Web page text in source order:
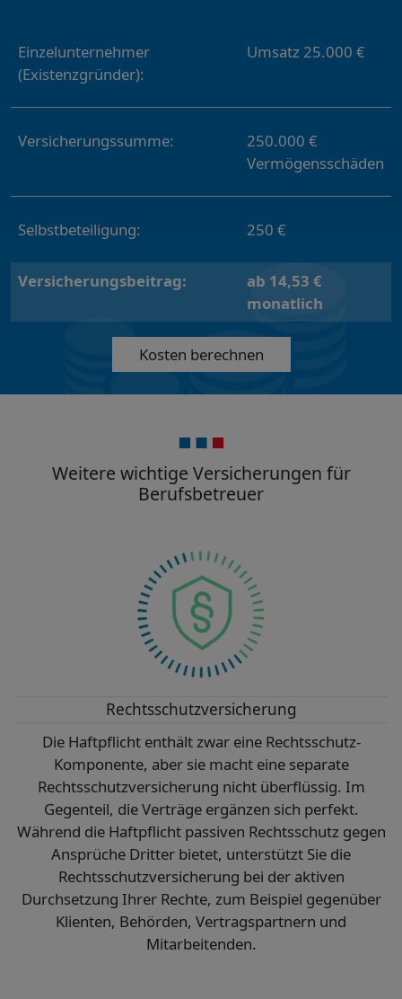
Einzelunternehmer
(Existenzgründer):
Umsatz 25.000 €
Versicherungssumme:
250.000 €
Vermögensschäden
Selbstbeteiligung: 250 €
Versicherungsbeitrag:
ab 14,53 €
monatlich
Kosten berechnen
Weitere wichtige Versicherungen für
Berufsbetreuer
Rechtsschutzversicherung
Die Haftpflicht enthält zwar eine Rechtsschutz-
Komponente, aber sie macht eine separate
Rechtsschutzversicherung nicht überflüssig. Im
Gegenteil, die Verträge ergänzen sich perfekt.
Während die Haftpflicht passiven Rechtsschutz gegen
Ansprüche Dritter bietet, unterstützt Sie die
Rechtsschutzversicherung bei der aktiven
Durchsetzung Ihrer Rechte, zum Beispiel gegenüber
Klienten, Behörden, Vertragspartnern und
Mitarbeitenden.